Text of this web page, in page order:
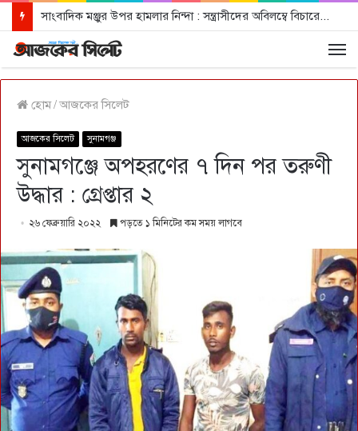
সাংবাদিক মঞ্জুর উপর হামলার নিন্দা : সন্ত্রাসীদের অবিলম্বে বিচারের আওতায় আনার দাবী
হোম/আজকের সিলেট
আজকের সিলেট সুনামগঞ্জ
সুনামগঞ্জে অপহরণের ৭ দিন পর তরুণী
উদ্ধার : গ্রেপ্তার ২
২৬ ফেব্রুয়ারি ২০২২ পড়তে ১ মিনিটের কম সময় লাগবে